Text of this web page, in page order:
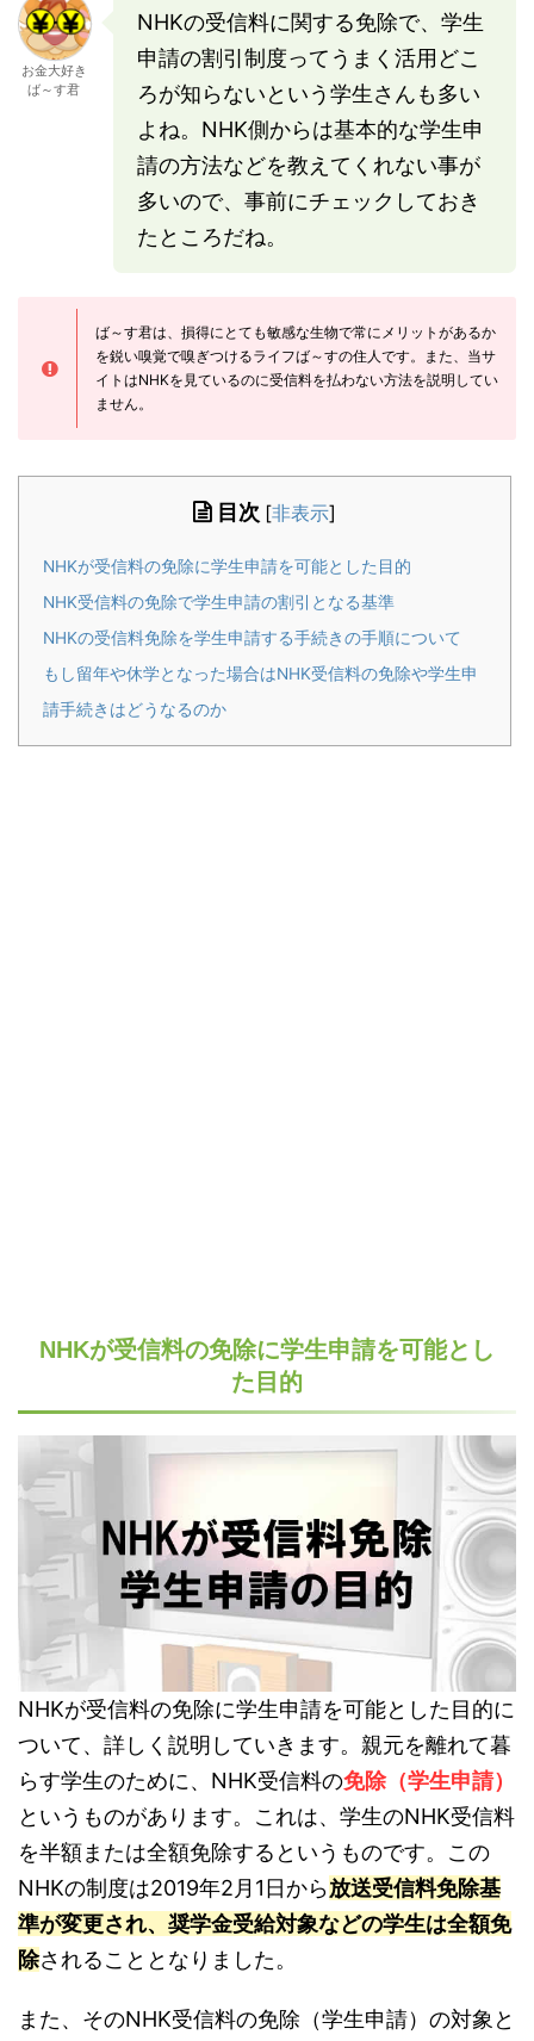
お金大好き
ば～す君
NHKの受信料に関する免除で、学生
申請の割引制度ってうまく活用どこ
ろが知らないという学生さんも多い
よね。NHK側からは基本的な学生申
請の方法などを教えてくれない事が
多いので、事前にチェックしておき
たところだね。
ば～す君は、損得にとても敏感な生物で常にメリットがあるか
を鋭い嗅覚で嗅ぎつけるライフば～すの住人です。また、当サ
イトはNHKを見ているのに受信料を払わない方法を説明してい
ません。
目次 [非表示]
NHKが受信料の免除に学生申請を可能とした目的
NHK受信料の免除で学生申請の割引となる基準
NHKの受信料免除を学生申請する手続きの手順について
もし留年や休学となった場合はNHK受信料の免除や学生申
請手続きはどうなるのか
NHKが受信料の免除に学生申請を可能とし
た目的
NHKが受信料の免除に学生申請を可能とした目的に
ついて、詳しく説明していきます。親元を離れて暮
らす学生のために、NHK受信料の免除（学生申請）
というものがあります。これは、学生のNHK受信料
を半額または全額免除するというものです。この
NHKの制度は2019年2月1日から放送受信料免除基
準が変更され、奨学金受給対象などの学生は全額免
除されることとなりました。
また、そのNHK受信料の免除（学生申請）の対象と